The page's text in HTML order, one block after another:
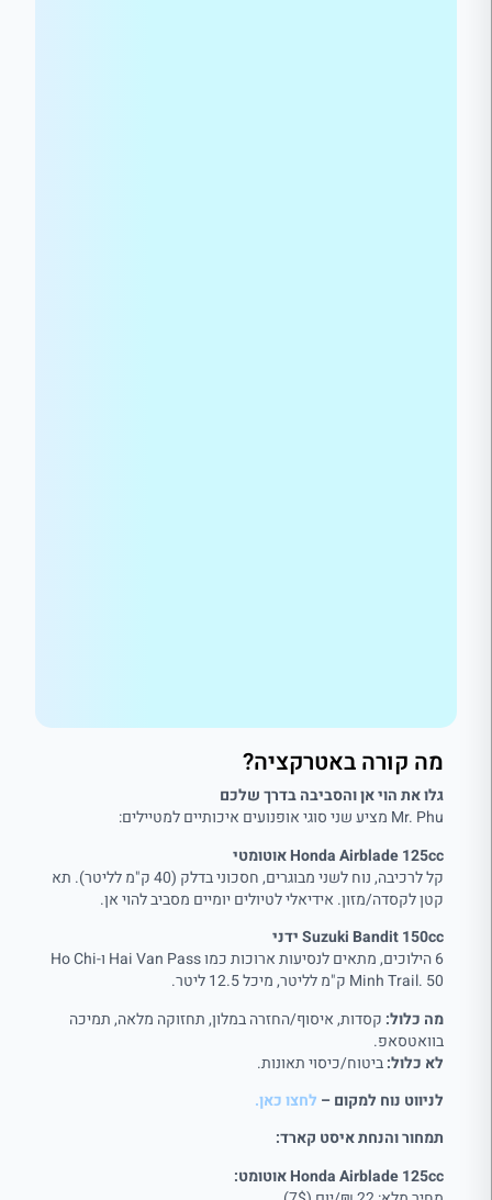
מה קורה באטרקציה?
גלו את הוי אן והסביבה בדרך שלכם
Mr. Phu מציע שני סוגי אופנועים איכותיים למטיילים:
Honda Airblade 125cc אוטומטי
קל לרכיבה, נוח לשני מבוגרים, חסכוני בדלק (40 ק"מ לליטר). תא
קטן לקסדה/מזון. אידיאלי לטיולים יומיים מסביב להוי אן.
Suzuki Bandit 150cc ידני
6 הילוכים, מתאים לנסיעות ארוכות כמו Hai Van Pass ו-Ho Chi
Minh Trail. 50 ק"מ לליטר, מיכל 12.5 ליטר.
מה כלול: קסדות, איסוף/החזרה במלון, תחזוקה מלאה, תמיכה
בוואטסאפ.
לא כלול:ביטוח/כיסוי תאונות.
לניווט נוח למקום – לחצו כאן.
תמחור והנחת איסט קארד:
Honda Airblade 125cc אוטומט: